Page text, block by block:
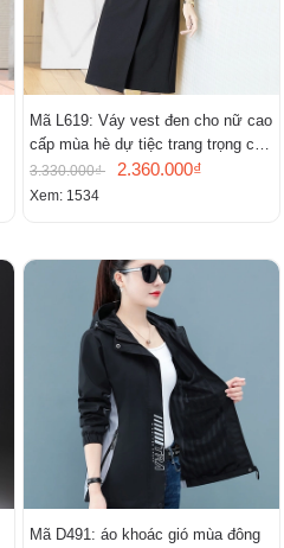
Mã L619: Váy vest đen cho nữ cao
cấp mùa hè dự tiệc trang trọng cao
cấp
3.330.000₫ 2.360.000₫
Xem: 1534
Mã D491: áo khoác gió mùa đông